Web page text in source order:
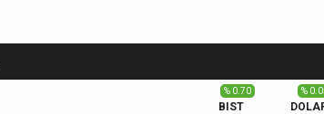
BIST
% 0.70 %